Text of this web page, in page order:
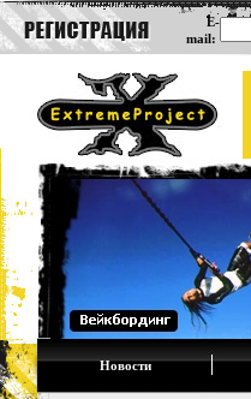
E-
mail:
Новости